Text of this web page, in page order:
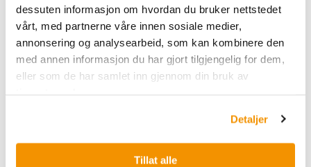
dessuten informasjon om hvordan du bruker nettstedet
vårt, med partnerne våre innen sosiale medier,
annonsering og analysearbeid, som kan kombinere den
med annen informasjon du har gjort tilgjengelig for dem,
eller som de har samlet inn gjennom din bruk av
Detaljer
Tillat alle
Tekniske data Easy og EasyH
Elmasonic_Accessories_English.pdf
Konfo CE EASY 50R 350R 2023-09_2024-12.pdf
Konfo CE Elmasonic EASY 10 Einbau (B&S)
2023_08-2024_12.pdf
Konfo CE Elmasonic EASY 10-300H 2023_09-